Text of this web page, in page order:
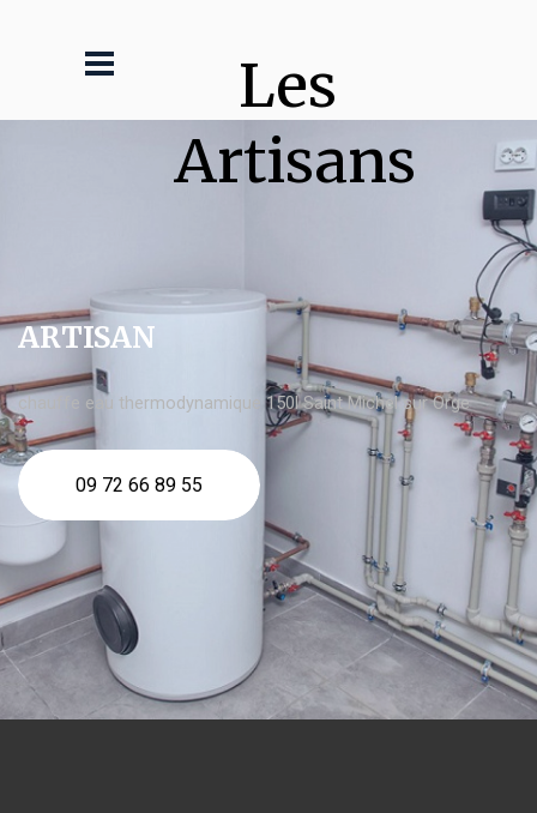
Les
Artisans
ARTISAN
chauffe eau thermodynamique 150l Saint Michel sur Orge
09 72 66 89 55